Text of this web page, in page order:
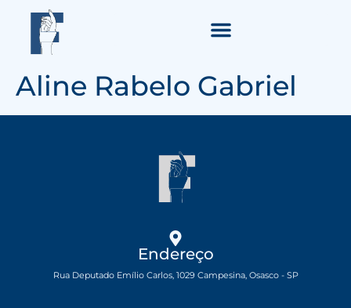
Aline Rabelo Gabriel
Endereço
Rua Deputado Emílio Carlos, 1029 Campesina, Osasco - SP